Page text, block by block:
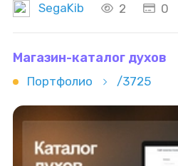
SegaKib
2 0
Магазин-каталог духов
Портфолио /3725